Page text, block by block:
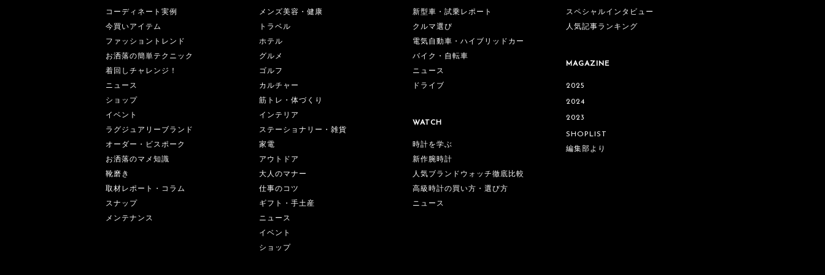
コーディネート実例
今買いアイテム
ファッショントレンド
お洒落の簡単テクニック
着回しチャレンジ！
ニュース
ショップ
イベント
ラグジュアリーブランド
オーダー・ビスポーク
お洒落のマメ知識
靴磨き
取材レポート・コラム
スナップ
メンテナンス
メンズ美容・健康
トラベル
ホテル
グルメ
ゴルフ
カルチャー
筋トレ・体づくり
インテリア
ステーショナリー・雑貨
家電
アウトドア
大人のマナー
仕事のコツ
ギフト・手土産
ニュース
イベント
ショップ
新型車・試乗レポート
クルマ選び
電気自動車・ハイブリッドカー
バイク・自転車
ニュース
ドライブ
WATCH
時計を学ぶ
新作腕時計
人気ブランドウォッチ徹底比較
高級時計の買い方・選び方
ニュース
スペシャルインタビュー
人気記事ランキング
MAGAZINE
2025
2024
2023
SHOPLIST
編集部より